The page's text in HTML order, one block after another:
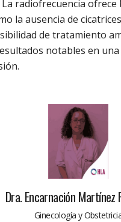
La radiofrecuencia ofrece
la ausencia de
de tratamiento
notables en una
Dra. Encarnación Martínez
Ginecología y